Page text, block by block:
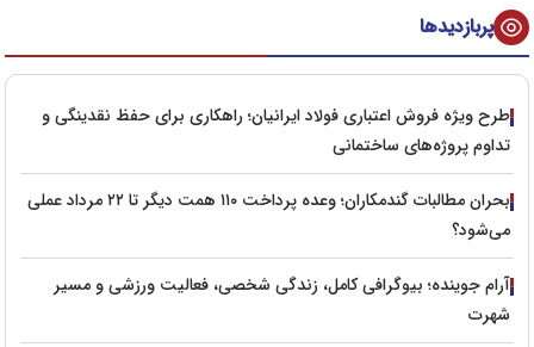
پربازدیدها
طرح ویژه فروش اعتباری فولاد ایرانیان؛ راهکاری برای حفظ نقدینگی و
تداوم پروژه‌های ساختمانی
بحران مطالبات گندمکاران؛ وعده پرداخت ۱۱۰ همت دیگر تا ۲۲ مرداد عملی
می‌شود؟
آرام جوینده؛ بیوگرافی کامل، زندگی شخصی، فعالیت ورزشی و مسیر
شهرت